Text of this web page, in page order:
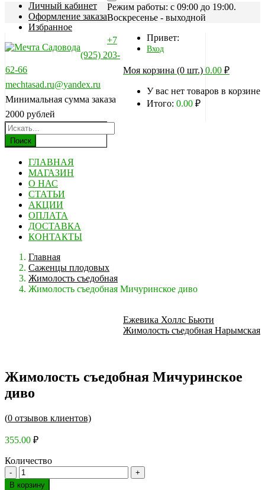
Личный кабинет
Оформление заказа
Избранное
Режим работы: c 09:00 до 19:00.
Воскресенье - выходной
Привет:
Вход
Моя корзина (0 шт.) 0.00 ₽
У вас нет товаров в корзине
Итого: 0.00 ₽
+7
(925) 203-
62-66
mechtasad.ru@yandex.ru
Минимальная сумма заказа
2000 рублей
Поиск
ГЛАВНАЯ
МАГАЗИН
О НАС
СТАТЬИ
АКЦИИ
ОПЛАТА
ДОСТАВКА
КОНТАКТЫ
Главная
Саженцы плодовых
Жимолость съедобная
Жимолость съедобная Мичуринское диво
Ежевика Холлс Бьюти
Жимолость съедобная Нарымская
Жимолость съедобная Мичуринское
диво
(0 отзывов клиентов)
355.00 ₽
Количество
В корзину